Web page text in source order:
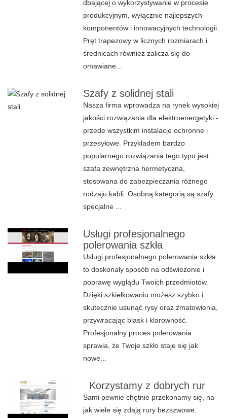
dbającej o wykorzystywanie w procesie
produkcyjnym, wyłącznie najlepszych
komponentów i innowacyjnych technologii.
Pręt trapezowy w licznych rozmiarach i
średnicach również zalicza się do
omawiane...
Szafy z solidnej stali
Nasza firma wprowadza na rynek wysokiej
jakości rozwiązania dla elektroenergetyki -
przede wszystkim instalacje ochronne i
przesyłowe. Przykładem bardzo
popularnego rozwiązania tego typu jest
szafa zewnętrzna hermetyczna,
stosowana do zabezpieczania różnego
rodzaju kabli. Osobną kategorią są szafy
specjalne ...
Usługi profesjonalnego
polerowania szkła
Usługi profesjonalnego polerowania szkła
to doskonały sposób na odświeżenie i
poprawę wyglądu Twoich przedmiotów.
Dzięki szkiełkowaniu możesz szybko i
skutecznie usunąć rysy oraz zmatowienia,
przywracając blask i klarowność.
Profesjonalny proces polerowania
sprawia, że Twoje szkło staje się jak
nowe...
Korzystamy z dobrych rur
Sami pewnie chętnie przekonamy się, na
jak wiele się zdają rury bezszwowe.